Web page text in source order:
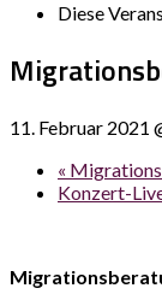
Diese
11. Februar 2021
«
Konzert-